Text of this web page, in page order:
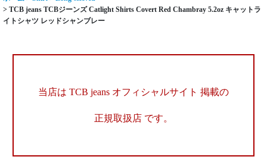
> TCB jeans TCBジーンズ Catlight Shirts Covert Red Chambray 5.2oz キャットラ
イトシャツ レッドシャンブレー
当店は TCB jeans オフィシャルサイト 掲載の
正規取扱店 です。